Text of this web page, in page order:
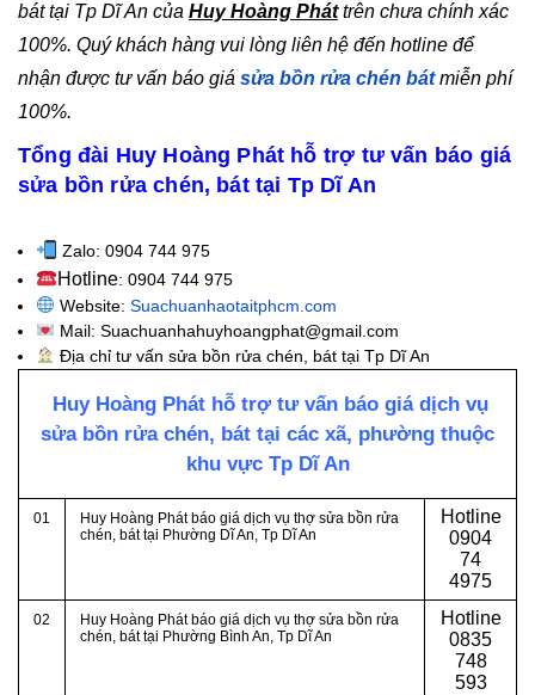
bát tại Tp Dĩ An của Huy Hoàng Pháttrên chưa chính xác
100%. Quý khách hàng vui lòng liên hệ đến hotline để
nhận được tư vấn báo giá sửa bồn rửa chén bátmiễn phí
100%.
Tổng đài Huy Hoàng Phát hỗ trợ tư vấn báo giá
sửa bồn rửa chén, bát tại Tp Dĩ An
Zalo: 0904 744 975
Hotline: 0904 744 975
Website: Suachuanhaotaitphcm.com
Mail: Suachuanhahuyhoangphat@gmail.com
Địa chỉ tư vấn sửa bồn rửa chén, bát tại Tp Dĩ An
Huy Hoàng Phát hỗ trợ tư vấn báo giá dịch vụ
sửa bồn rửa chén, bát tại các xã, phường thuộc
khu vực Tp Dĩ An
01
Huy Hoàng Phát báo giá dịch vụ thợ sửa bồn rửa
chén, bát tại Phường Dĩ An, Tp Dĩ An
Hotline
0904
74
4975
02
Huy Hoàng Phát báo giá dịch vụ thợ sửa bồn rửa
chén, bát tại Phường Bình An, Tp Dĩ An
Hotline
0835
748
593